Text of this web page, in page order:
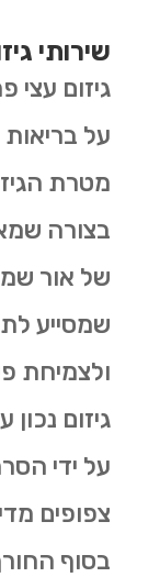
שירותי
גיזום עצי
על בריאות
מטרת
בצורה
של אור
שמסייע
ולצמיחת
גיזום
על ידי
צפופים
בסוף